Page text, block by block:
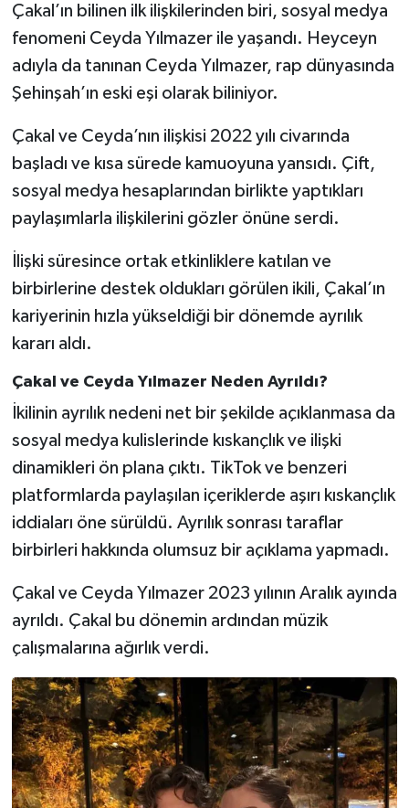
Çakal’ın bilinen ilk ilişkilerinden biri, sosyal medya
fenomeni Ceyda Yılmazer ile yaşandı. Heyceyn
adıyla da tanınan Ceyda Yılmazer, rap dünyasında
Şehinşah’ın eski eşi olarak biliniyor.
Çakal ve Ceyda’nın ilişkisi 2022 yılı civarında
başladı ve kısa sürede kamuoyuna yansıdı. Çift,
sosyal medya hesaplarından birlikte yaptıkları
paylaşımlarla ilişkilerini gözler önüne serdi.
İlişki süresince ortak etkinliklere katılan ve
birbirlerine destek oldukları görülen ikili, Çakal’ın
kariyerinin hızla yükseldiği bir dönemde ayrılık
kararı aldı.
Çakal ve Ceyda Yılmazer Neden Ayrıldı?
İkilinin ayrılık nedeni net bir şekilde açıklanmasa da
sosyal medya kulislerinde kıskançlık ve ilişki
dinamikleri ön plana çıktı. TikTok ve benzeri
platformlarda paylaşılan içeriklerde aşırı kıskançlık
iddiaları öne sürüldü. Ayrılık sonrası taraflar
birbirleri hakkında olumsuz bir açıklama yapmadı.
Çakal ve Ceyda Yılmazer 2023 yılının Aralık ayında
ayrıldı. Çakal bu dönemin ardından müzik
çalışmalarına ağırlık verdi.